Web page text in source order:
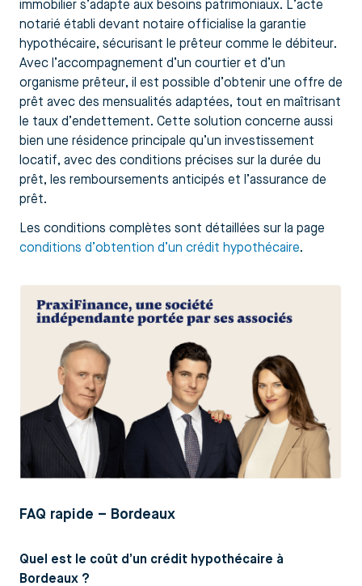
immobilier s’adapte aux besoins patrimoniaux. L’acte
notarié établi devant notaire officialise la garantie
hypothécaire, sécurisant le prêteur comme le débiteur.
Avec l’accompagnement d’un courtier et d’un
organisme prêteur, il est possible d’obtenir une offre de
prêt avec des mensualités adaptées, tout en maîtrisant
le taux d’endettement. Cette solution concerne aussi
bien une résidence principale qu’un investissement
locatif, avec des conditions précises sur la durée du
prêt, les remboursements anticipés et l’assurance de
prêt.
Les conditions complètes sont détaillées sur la page
conditions d’obtention d’un crédit hypothécaire.
FAQ rapide – Bordeaux
Quel est le coût d’un crédit hypothécaire à
Bordeaux ?